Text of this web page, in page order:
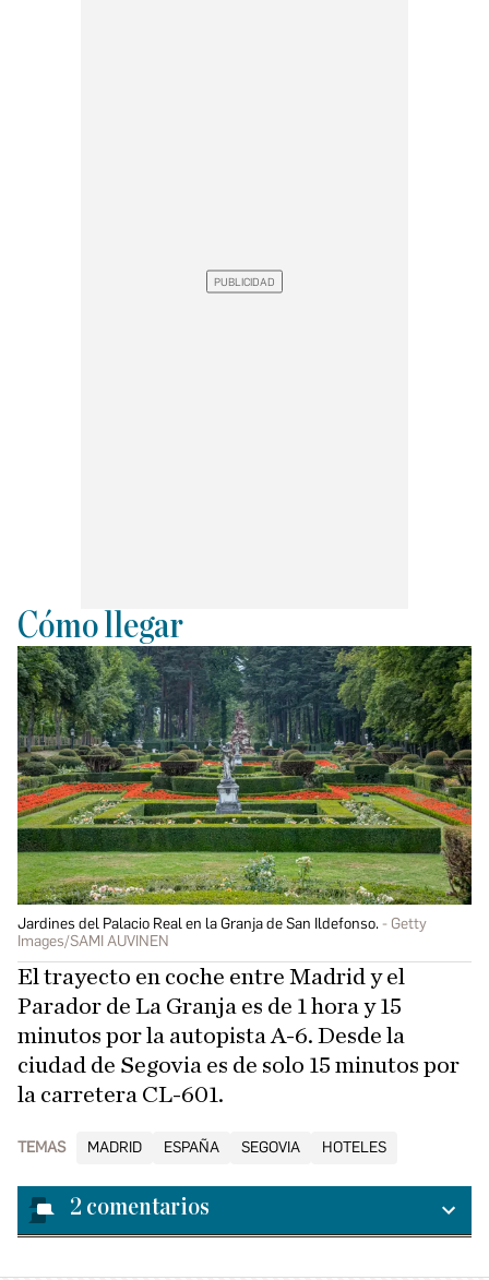
Cómo llegar
Jardines del Palacio Real en la Granja de San Ildefonso.
Getty
Images/SAMI AUVINEN
El trayecto en coche entre Madrid y el
Parador de La Granja es de 1 hora y 15
minutos por la autopista A-6. Desde la
ciudad de Segovia es de solo 15 minutos por
la carretera CL-601.
TEMAS MADRID ESPAÑA SEGOVIA HOTELES
2 comentarios